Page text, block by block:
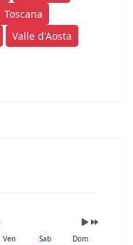
Toscana
Valle d'Aosta
Ven Sab
Dom